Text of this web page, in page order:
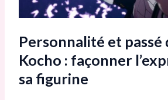
Personnalité et passé
Kocho : façonner
sa figurine